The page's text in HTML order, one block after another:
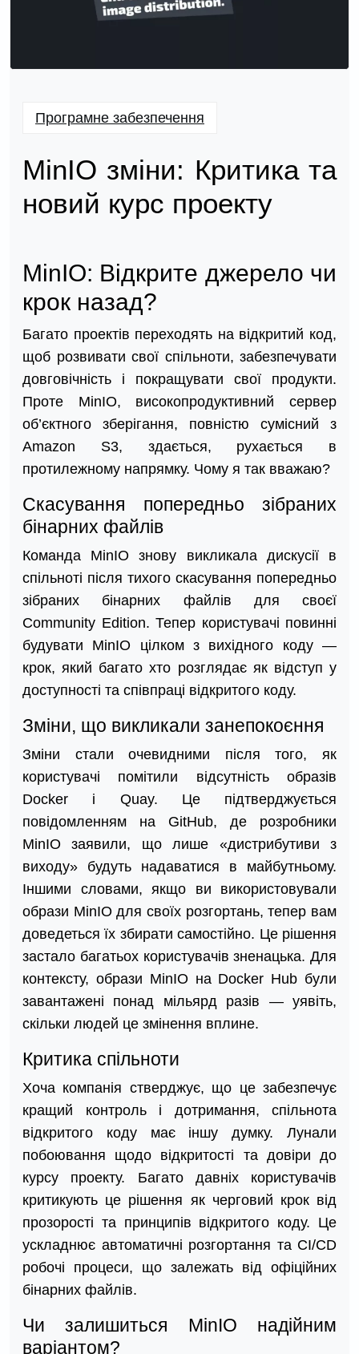
Програмне забезпечення
MinIO зміни: Критика та
новий курс проекту
MinIO: Відкрите джерело чи
крок назад?
Багато проектів переходять на відкритий код,
щоб розвивати свої спільноти, забезпечувати
довговічність і покращувати свої продукти.
Проте MinIO, високопродуктивний сервер
об’єктного зберігання, повністю сумісний з
Amazon S3, здається, рухається в
протилежному напрямку. Чому я так вважаю?
Скасування попередньо зібраних
бінарних файлів
Команда MinIO знову викликала дискусії в
спільноті після тихого скасування попередньо
зібраних бінарних файлів для своєї
Community Edition. Тепер користувачі повинні
будувати MinIO цілком з вихідного коду —
крок, який багато хто розглядає як відступ у
доступності та співпраці відкритого коду.
Зміни, що викликали занепокоєння
Зміни стали очевидними після того, як
користувачі помітили відсутність образів
Docker і Quay. Це підтверджується
повідомленням на GitHub, де розробники
MinIO заявили, що лише «дистрибутиви з
виходу» будуть надаватися в майбутньому.
Іншими словами, якщо ви використовували
образи MinIO для своїх розгортань, тепер вам
доведеться їх збирати самостійно. Це рішення
застало багатьох користувачів зненацька. Для
контексту, образи MinIO на Docker Hub були
завантажені понад мільярд разів — уявіть,
скільки людей це змінення вплине.
Критика спільноти
Хоча компанія стверджує, що це забезпечує
кращий контроль і дотримання, спільнота
відкритого коду має іншу думку. Лунали
побоювання щодо відкритості та довіри до
курсу проекту. Багато давніх користувачів
критикують це рішення як черговий крок від
прозорості та принципів відкритого коду. Це
ускладнює автоматичні розгортання та CI/CD
робочі процеси, що залежать від офіційних
бінарних файлів.
Чи залишиться MinIO надійним
варіантом?